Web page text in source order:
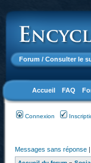
Forum / Consulter le
Accueil FAQ
Connexion
Messages sans réponse |